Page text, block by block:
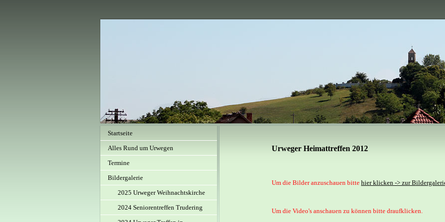
Startseite
Alles Rund um Urwegen
Termine
Bildergalerie
2025 Urweger Weihnachtskirche
2024 Seniorentreffen Trudering
Urweger Heimattreffen 2012
Um die Bilder anzuschauen bitte hier klicken -> zur
Um die Video's anschauen zu können bitte draufklicken.